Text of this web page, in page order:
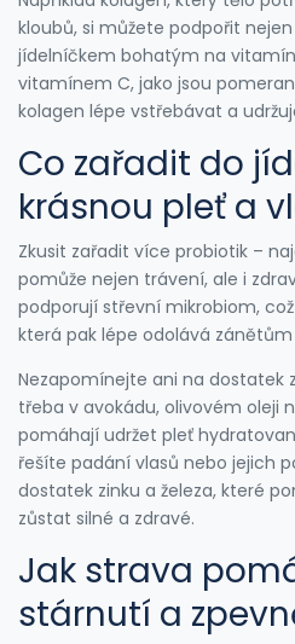
kloubů, si můžete podpořit
jídelníčkem bohatým na
vitamínem C, jako jsou
kolagen lépe vstřebávat a
Co zařadit do
krásnou pleť a
Zkusit zařadit více probiotik –
pomůže nejen trávení, ale i
podporují střevní mikrobiom,
která pak lépe odolává
Nezapomínejte ani na dostatek
třeba v avokádu, olivovém oleji
pomáhají udržet pleť
řešíte padání vlasů nebo jejich
dostatek zinku a železa, které
zůstat silné a zdravé.
Jak strava
stárnutí a